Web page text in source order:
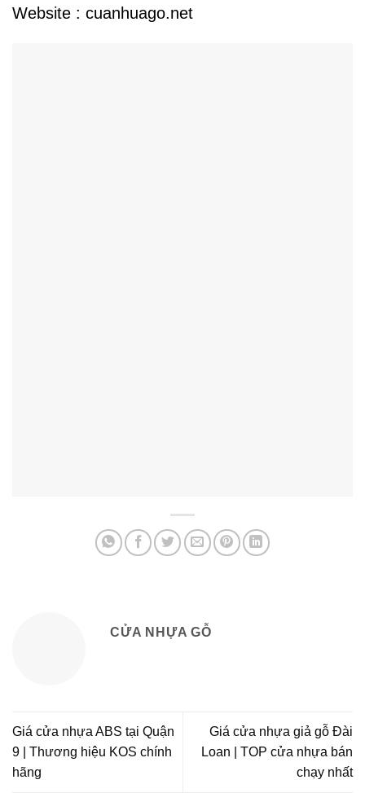
Website : cuanhuago.net
CỬA NHỰA GỖ
Giá cửa nhựa ABS tại Quận
9 | Thương hiệu KOS chính
hãng
Giá cửa nhựa giả gỗ Đài
Loan | TOP cửa nhựa bán
chạy nhất